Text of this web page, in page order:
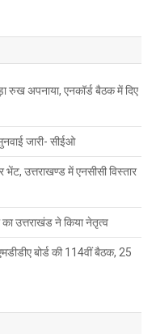
रुख अपनाया, एनकॉर्ड बैठक में दिए
जारी- सीईओ
भेंट, उत्तराखण्ड में एनसीसी विस्तार
उत्तराखंड ने किया नेतृत्व
बोर्ड की 114वीं बैठक, 25